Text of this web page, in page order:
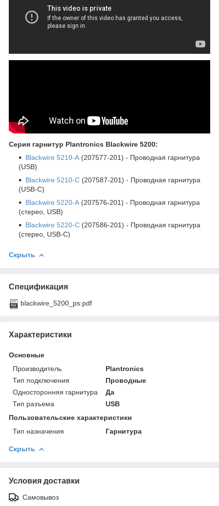
Серия гарнитур Plantronics Blackwire 5200:
Blackwire 5210-A (207577-201) - Проводная гарнитура
(USB)
Blackwire 5210-C (207587-201) - Проводная гарнитура
(USB-C)
Blackwire 5220-A (207576-201) - Проводная гарнитура
(стерео, USB)
Blackwire 5220-C (207586-201) - Проводная гарнитура
(стерео, USB-C)
Скрыть
Спецификация
blackwire_5200_ps.pdf
Характеристики
Основные
Производитель
Plantronics
Тип подключения
Проводные
Односторонняя гарнитура
Да
Тип разъема
USB
Пользовательские характеристики
Тип назначения
Гарнитура
Скрыть
Условия доставки
Самовывоз